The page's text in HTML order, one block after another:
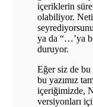
içeriklerin
olabiliyor.
ya da “…’ya
duruyor.
Eğer siz de bu
bu yazımız
içeriğimizde,
versiyonları